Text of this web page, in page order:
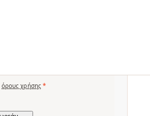
όρους χρήσης *